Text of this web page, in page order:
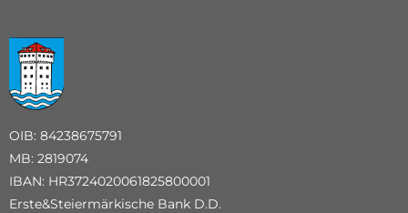
OIB: 84238675791
MB: 2819074
IBAN: HR3724020061825800001
Erste&Steiermärkische Bank D.D.